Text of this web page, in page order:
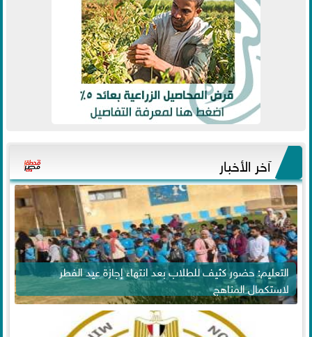
آخر الأخبار
التعليم: حضور كثيف للطلاب بعد انتهاء إجازة عيد الفطر
لاستكمال المناهج